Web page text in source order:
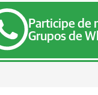
Participe de
Grupos de